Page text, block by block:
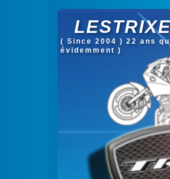
( Since 2004 ) 22 ans
évidemment )